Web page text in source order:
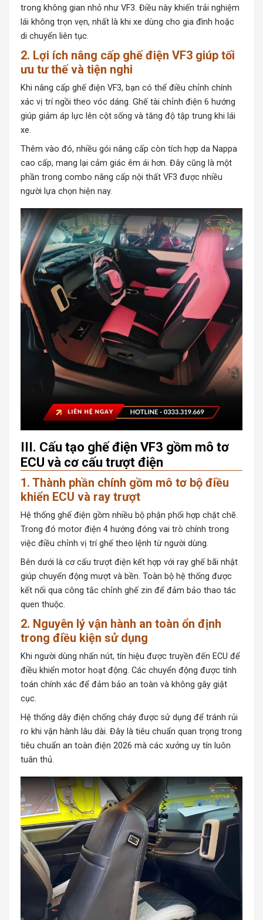
trong không gian nhỏ như VF3. Điều này khiến trải nghiệm
lái không trọn vẹn, nhất là khi xe dùng cho gia đình hoặc
di chuyển liên tục.
2. Lợi ích nâng cấp ghế điện VF3 giúp tối
ưu tư thế và tiện nghi
Khi nâng cấp ghế điện VF3, bạn có thể điều chỉnh chính
xác vị trí ngồi theo vóc dáng. Ghế tài chỉnh điện 6 hướng
giúp giảm áp lực lên cột sống và tăng độ tập trung khi lái
xe.
Thêm vào đó, nhiều gói nâng cấp còn tích hợp da Nappa
cao cấp, mang lại cảm giác êm ái hơn. Đây cũng là một
phần trong combo nâng cấp nội thất VF3 được nhiều
người lựa chọn hiện nay.
III. Cấu tạo ghế điện VF3 gồm mô tơ
ECU và cơ cấu trượt điện
1. Thành phần chính gồm mô tơ bộ điều
khiển ECU và ray trượt
Hệ thống ghế điện gồm nhiều bộ phận phối hợp chặt chẽ.
Trong đó motor điện 4 hướng đóng vai trò chính trong
việc điều chỉnh vị trí ghế theo lệnh từ người dùng.
Bên dưới là cơ cấu trượt điện kết hợp với ray ghế bãi nhật
giúp chuyển động mượt và bền. Toàn bộ hệ thống được
kết nối qua công tắc chỉnh ghế zin để đảm bảo thao tác
quen thuộc.
2. Nguyên lý vận hành an toàn ổn định
trong điều kiện sử dụng
Khi người dùng nhấn nút, tín hiệu được truyền đến ECU để
điều khiển motor hoạt động. Các chuyển động được tính
toán chính xác để đảm bảo an toàn và không gây giật
cục.
Hệ thống dây điện chống cháy được sử dụng để tránh rủi
ro khi vận hành lâu dài. Đây là tiêu chuẩn quan trọng trong
tiêu chuẩn an toàn điện 2026 mà các xưởng uy tín luôn
tuân thủ.